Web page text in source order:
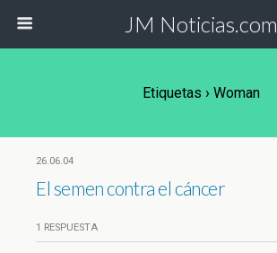
JM Noticias.com
Etiquetas › Woman
26.06.04
El semen contra el cáncer
1 RESPUESTA